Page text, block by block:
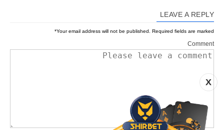
X
LEAVE A REPLY
Your email address will not be published. Required fields are marked
*
Comment